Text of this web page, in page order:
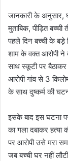
जानकारी के अनुसार,
मुताबिक, पीड़ित
पहले दिन बच्ची के बड़े
शाम के वक्त आरोपी ने
साथ स्कूटी पर
आरोपी गांव से 3
के साथ दुष्कर्म की
इसके बाद इस घटना
का गला दबाकर
पर आरोपी उसे मरा
जब बच्ची घर नहीं